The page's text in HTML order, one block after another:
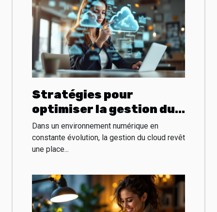
Stratégies pour
optimiser la gestion du
cloud dans les petites
entreprises
Dans un environnement numérique en
constante évolution, la gestion du cloud revêt
une place...